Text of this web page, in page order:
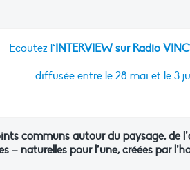
Ecoutez l‘INTERVIEW sur Radio
diffusée entre le 28 mai et le 3
communs autour du paysage, de
– naturelles pour l’une, créées par